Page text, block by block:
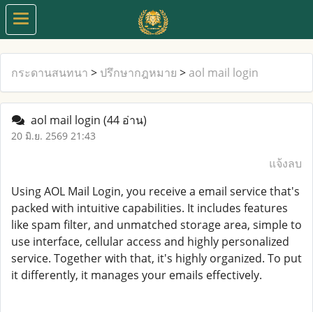
กระดานสนทนา > ปรึกษากฎหมาย > aol mail login
aol mail login (44 อ่าน)
20 มิ.ย. 2569 21:43
แจ้งลบ
Using AOL Mail Login, you receive a email service that's
packed with intuitive capabilities. It includes features
like spam filter, and unmatched storage area, simple to
use interface, cellular access and highly personalized
service. Together with that, it's highly organized. To put
it differently, it manages your emails effectively.